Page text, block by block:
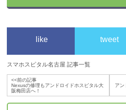
like tweet
スマホスピタル名古屋 記事一覧
<<前の記事
Nexusの修理もアンドロイドホスピタル大
阪梅田店へ！
アン